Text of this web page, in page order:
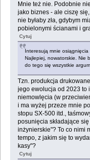
Mnie też nie. Podobnie
jako biznes - ale ciszę
nie byłaby zła, gdybym
pobielonymi ścianami i
Cytuj
Interesują mnie
Najlepiej, nowatorskie. Nie
do tego się wszystkie
Tzn. produkcja
jego ewolucja od 2023 to
niemowlęcia (w
i ma wyżej przeze mnie
stopu SX-500 itd.,
posunięcia składające
inżynierskie"? To co nimi
tempo, z jakim się to
kasy"?
Cytuj